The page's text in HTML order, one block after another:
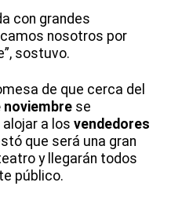
con grandes
nosotros por
sostuvo.
de que cerca del
noviembre se
a los vendedores
que será una gran
y llegarán todos
público.